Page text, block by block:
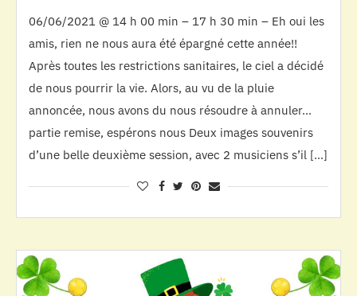
06/06/2021 @ 14 h 00 min – 17 h 30 min – Eh oui les
amis, rien ne nous aura été épargné cette année!!
Après toutes les restrictions sanitaires, le ciel a décidé
de nous pourrir la vie. Alors, au vu de la pluie
annoncée, nous avons du nous résoudre à annuler…
partie remise, espérons nous Deux images souvenirs
d’une belle deuxième session, avec 2 musiciens s’il […]